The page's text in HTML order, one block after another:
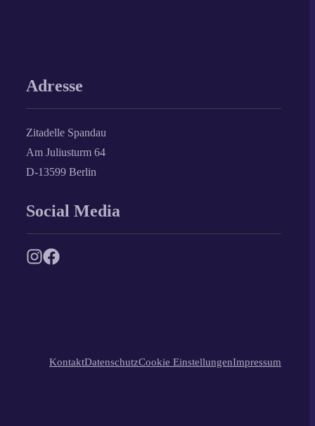
Adresse
Zitadelle Spandau
Am Juliusturm 64
D-13599 Berlin
Social Media
KontaktDatenschutzCookie EinstellungenImpressum